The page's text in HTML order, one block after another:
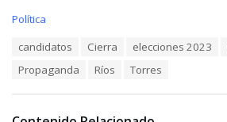
C
i
Política
candidatos Cierra elecciones 2023
Propaganda
Ríos Torres